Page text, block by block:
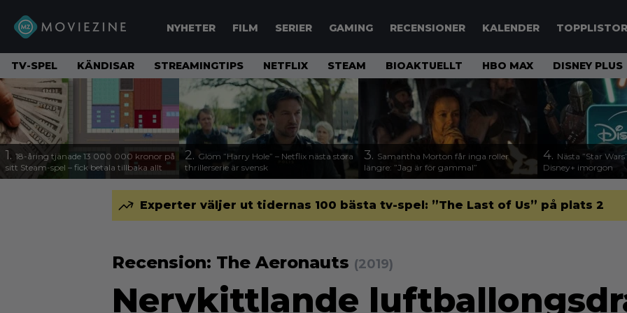
NYHETER FILM SERIER GAMING RECENSIONER KALENDER TOPPLISTOR
TV-SPEL KÄNDISAR STREAMINGTIPS NETFLIX STEAM BIOAKTUELLT HBO MAX DISNEY PLUS
1. 18-åring tjänade 13 000 000 kronor på
sitt Steam-spel – fick betala tillbaka allt
2. Glöm ”Harry Hole” – Netflix nästa stora
thrillerserie är svensk
3. Samantha Morton får inga roller
längre: ”Jag är för gammal”
4. Nästa ”Star
Disney+ imorgon
Experter väljer ut tidernas 100 bästa tv-spel: ”The Last of Us” på plats 2
Recension: The Aeronauts (2019)
Nervkittlande